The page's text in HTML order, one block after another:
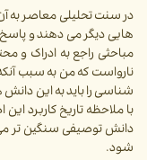
در سنت تحلیلی معاصر به
هایی دیگر می دهند و
مباحثی راجع به ادراک و
نارواست که من به سبب
شناسی را باید به این
با ملاحظه تاریخ کاربرد
دانش توصیفی سنگین تر
شود.